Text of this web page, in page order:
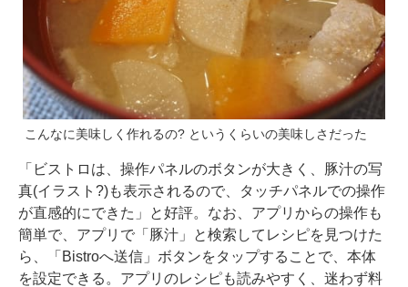
こんなに美味しく作れるの? というくらいの美味しさだった
「ビストロは、操作パネルのボタンが大きく、豚汁の写
真(イラスト?)も表示されるので、タッチパネルでの操作
が直感的にできた」と好評。なお、アプリからの操作も
簡単で、アプリで「豚汁」と検索してレシピを見つけた
ら、「Bistroへ送信」ボタンをタップすることで、本体
を設定できる。アプリのレシピも読みやすく、迷わず料